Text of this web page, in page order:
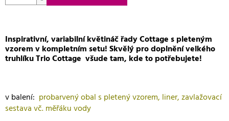
Inspirativní, variabilní květináč řady Cottage s pleteným
vzorem v kompletním setu! Skvělý pro doplnění velkého
truhlíku Trio Cottage všude tam, kde to potřebujete!
v balení: probarvený obal s pletený vzorem, liner, zavlažovací
sestava vč. měřáku vody